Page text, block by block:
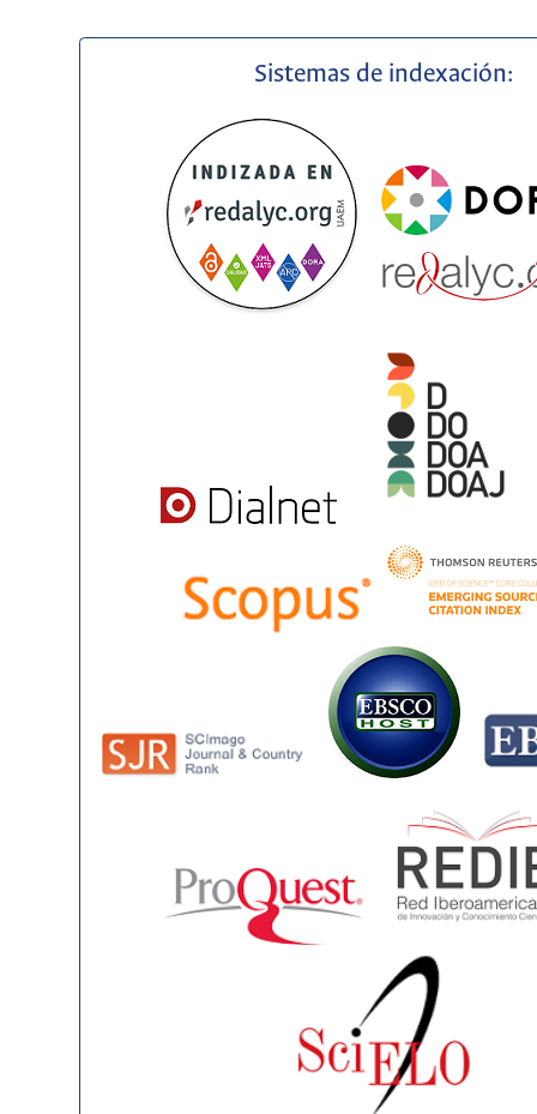
Sistemas de indexación: